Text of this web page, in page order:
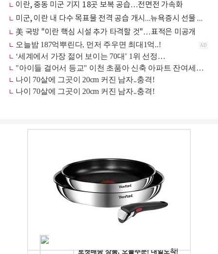
이란, 중동 미군 기지 18곳 보복 공습…전면전 가속화
미군, 이란 내 다수 목표물 전격 공습 개시...뉴욕증시 선물 급락
美 국방 "이란 핵심 시설 추가 타격할 것"…표적은 미공개